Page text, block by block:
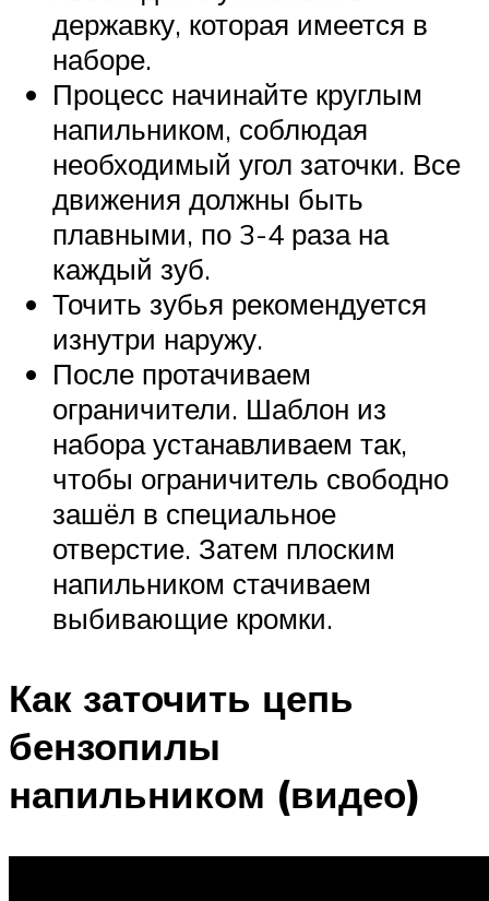
державку, которая имеется в
наборе.
Процесс начинайте круглым
напильником, соблюдая
необходимый угол заточки. Все
движения должны быть
плавными, по 3-4 раза на
каждый зуб.
Точить зубья рекомендуется
изнутри наружу.
После протачиваем
ограничители. Шаблон из
набора устанавливаем так,
чтобы ограничитель свободно
зашёл в специальное
отверстие. Затем плоским
напильником стачиваем
выбивающие кромки.
Как заточить цепь
бензопилы
напильником (видео)